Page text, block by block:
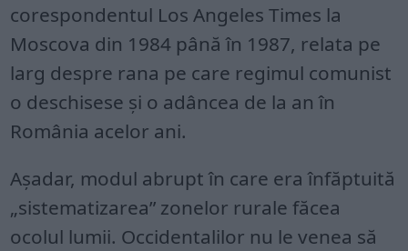
corespondentul Los Angeles Times la
Moscova din 1984 până în 1987, relata pe
larg despre rana pe care regimul comunist
o deschisese şi o adâncea de la an în
România acelor ani.
Aşadar, modul abrupt în care era înfăptuită
„sistematizarea” zonelor rurale făcea
ocolul lumii. Occidentalilor nu le venea să